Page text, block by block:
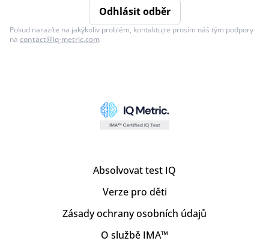
Odhlásit odběr
Pokud narazíte na jakýkoliv problém, kontaktujte prosím náš tým podpory
na contact@iq-metric.com
Absolvovat test IQ
Verze pro děti
Zásady ochrany osobních údajů
O službě IMA™